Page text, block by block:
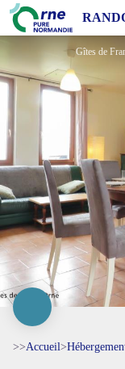
Gîtes de France
>>Accueil>